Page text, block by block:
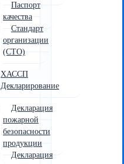
Паспорт
качества
Стандарт
организации
(СТО)
ХАССП
Декларирование
Декларация
пожарной
безопасности
продукции
Декларация